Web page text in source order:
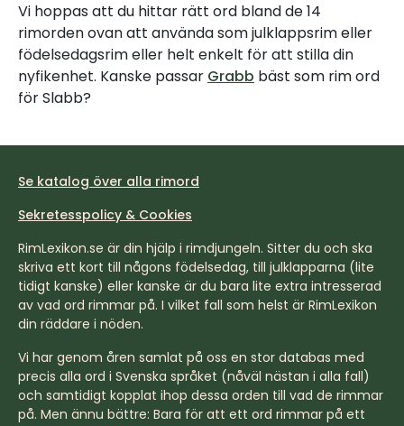
Vi hoppas att du hittar rätt ord bland de 14
rimorden ovan att använda som julklappsrim eller
födelsedagsrim eller helt enkelt för att stilla din
nyfikenhet. Kanske passar Grabb bäst som rim ord
för Slabb?
Se katalog över alla rimord
Sekretesspolicy & Cookies
RimLexikon.se är din hjälp i rimdjungeln. Sitter du och ska
skriva ett kort till någons födelsedag, till julklapparna (lite
tidigt kanske) eller kanske är du bara lite extra intresserad
av vad ord rimmar på. I vilket fall som helst är RimLexikon
din räddare i nöden.
Vi har genom åren samlat på oss en stor databas med
precis alla ord i Svenska språket (nåväl nästan i alla fall)
och samtidigt kopplat ihop dessa orden till vad de rimmar
på. Men ännu bättre: Bara för att ett ord rimmar på ett